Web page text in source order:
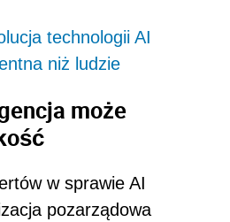
technologii AI
niż ludzie
może
w sprawie AI
pozarządowa